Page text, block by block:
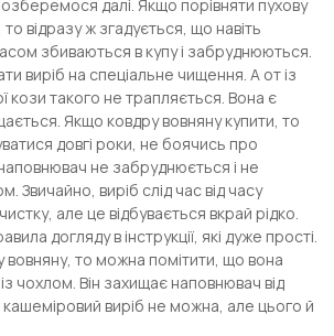
далі. Якщо порівняти пухову
відразу ж згадується, що навіть
збиваються в купу і забруднюються.
виріб на спеціальне чищення. А от із
кози такого не трапляється. Вона є
Якщо ковдру вовняну купити, то
довгі роки, не боячись про
не забруднюється і не
Звичайно, виріб слід час від часу
але це відбувається вкрай рідко.
догляду в інструкції, які дуже прості.
вовняну, то можна помітити, що вона
чохлом. Він захищає наповнювач від
виріб не можна, але цього й